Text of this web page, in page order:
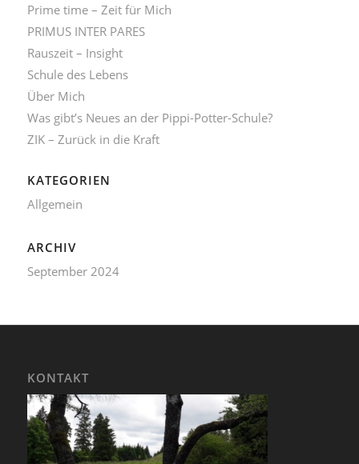
Prime time – Zeit für Mich
PRIMUS INTER PARES
Rauszeit – Insight
Schule des Lebens
Über Mich
Was gibt’s Neues an der Pippi-Potter-Schule?
ZIK – Zurück in die Kraft
KATEGORIEN
Allgemein
ARCHIV
September 2024
KONTAKT